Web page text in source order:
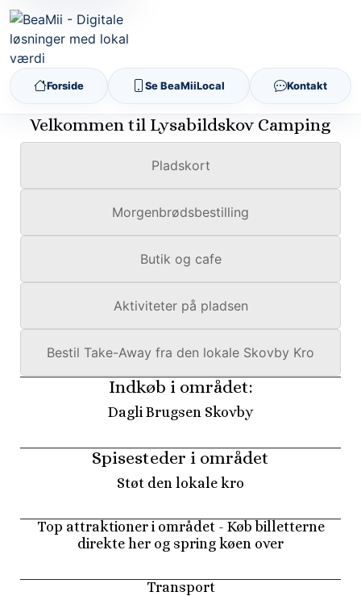
Forside Se BeaMiiLocal Kontakt
Velkommen til Lysabildskov Camping
Pladskort
Morgenbrødsbestilling
Butik og cafe
Aktiviteter på pladsen
Bestil Take-Away fra den lokale Skovby Kro
Indkøb i området:
Dagli Brugsen Skovby
Spisesteder i området
Støt den lokale kro
Top attraktioner i området - Køb billetterne
direkte her og spring køen over
Transport